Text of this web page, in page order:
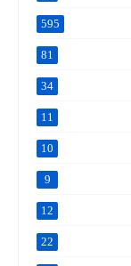
595
81
34
11
10
9
12
22